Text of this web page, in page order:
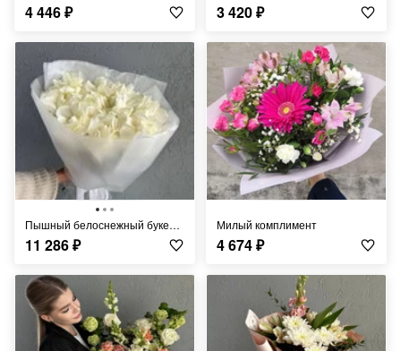
4 446₽ 3 420₽
Пышный белоснежный букет из премиальной розы Эквадор FT253
11 286₽
Милый комплимент
4 674₽